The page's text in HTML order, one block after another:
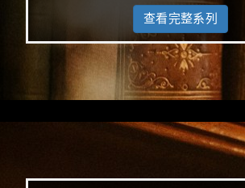
查看完整系列